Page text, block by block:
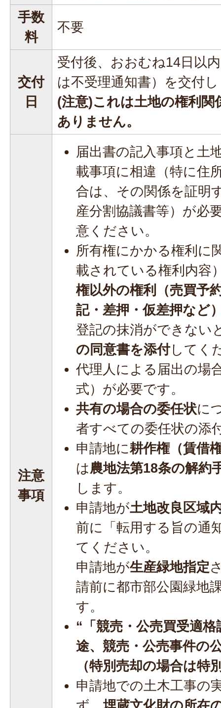
手数
料
不要
交付
日
受付後、おおむね14日以
は不受理通知書）を交付
(注意)これは土地の権利
ありません。
注意
事項
届出書の記入事項と土
載事項に相違（特に住
合は、その関係を証明
産分割協議書等）が必
意ください。
所有権にかかる権利に
載されている権利内容
権以外の権利（売買予
記・差押・仮差押など
登記の抹消ができない
の同意書を添付してく
代理人による届出の場
式）が必要です。
共有の場合の委任状に
者すべての委任状の添
申請地に耕作権（賃借
は農地法第18条の解約
します。
申請地が土地改良区域
前に「転用する旨の通
てください。
申請地が生産緑地指定
請前に都市部公園緑地
す。
“「競売・公売買受適
途、競売・公売事件の
（特別売却の場合は特
申請地での土木工事の